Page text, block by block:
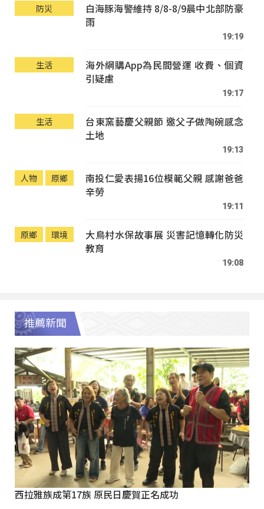
防災
白海豚海警維持 8/8-8/9晨中北部防豪
雨
19:19
生活
海外網購App為民間營運 收費、個資
引疑慮
19:17
生活
台東窯藝慶父親節 邀父子做陶碗感念
土地
19:13
人物 原鄉
南投仁愛表揚16位模範父親 感謝爸爸
辛勞
19:11
原鄉 環境
大鳥村水保故事展 災害記憶轉化防災
教育
19:08
推薦新聞
西拉雅族成第17族 原民日慶賀正名成功